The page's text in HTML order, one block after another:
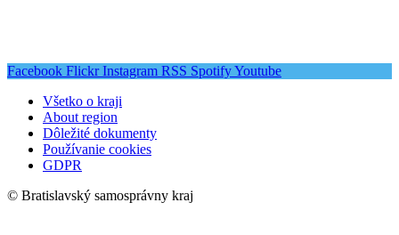
Facebook Flickr Instagram RSS SpotifyYoutube
Všetko o kraji
About region
Dôležité dokumenty
Používanie cookies
GDPR
© Bratislavský samosprávny kraj